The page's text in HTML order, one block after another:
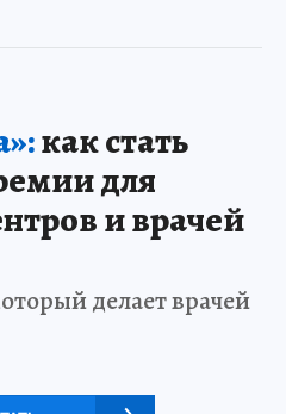
как стать
для
и врачей
делает врачей